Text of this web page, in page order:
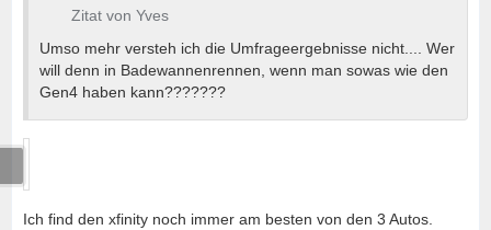
Zitat von Yves
Umso mehr versteh ich die Umfrageergebnisse nicht.... Wer
will denn in Badewannenrennen, wenn man sowas wie den
Gen4 haben kann???????
Ich find den xfinity noch immer am besten von den 3 Autos.